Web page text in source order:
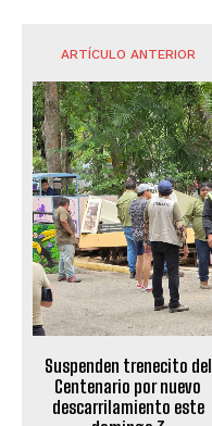
ARTÍCULO ANTERIOR
Suspenden trenecito del
Centenario por nuevo
descarrilamiento este